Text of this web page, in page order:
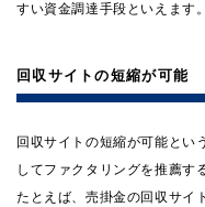
すい資金調達手段といえます。
回収サイトの短縮が可能
回収サイトの短縮が可能とい
してファクタリングを推薦す
たとえば、売掛金の回収サイ